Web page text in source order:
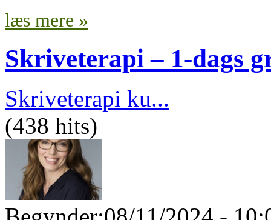
læs mere »
Skriveterapi – 1-dags
Skriveterapi ku...
(438 hits)